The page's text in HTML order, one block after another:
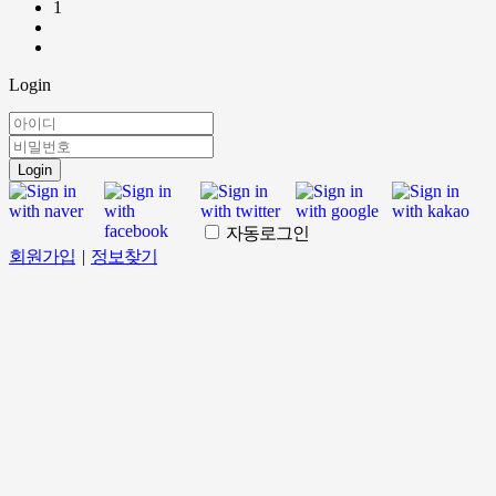
1
Login
Login
자동로그인
회원가입 | 정보찾기